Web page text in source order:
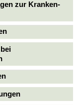
zur Kranken-